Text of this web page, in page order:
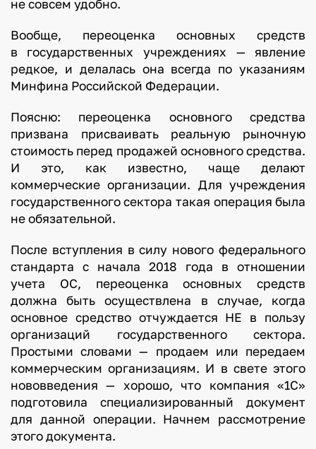
не совсем удобно.
Вообще, переоценка основных средств
в государственных учреждениях — явление
редкое, и делалась она всегда по указаниям
Минфина Российской Федерации.
Поясню: переоценка основного средства
призвана присваивать реальную рыночную
стоимость перед продажей основного средства.
И это, как известно, чаще делают
коммерческие организации. Для учреждения
государственного сектора такая операция была
не обязательной.
После вступления в силу нового федерального
стандарта с начала 2018 года в отношении
учета ОС, переоценка основных средств
должна быть осуществлена в случае, когда
основное средство отчуждается НЕ в пользу
организаций государственного сектора.
Простыми словами — продаем или передаем
коммерческим организациям. И в свете этого
нововведения — хорошо, что компания «1С»
подготовила специализированный документ
для данной операции. Начнем рассмотрение
этого документа.